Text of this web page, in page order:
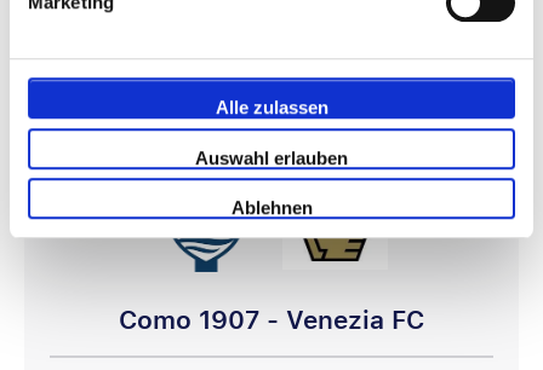
Alle zulassen
Auswahl erlauben
Ablehnen
Serie A
Como 1907 - Venezia FC